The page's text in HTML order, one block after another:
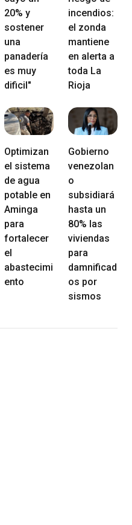
20% y
sostener
una
panadería
es muy
dificil"
incendios:
el zonda
mantiene
en alerta a
toda La
Rioja
Optimizan
el sistema
de agua
potable en
Aminga
para
fortalecer
el
abastecimi
ento
Gobierno
venezolan
o
subsidiará
hasta un
80% las
viviendas
para
damnificad
os por
sismos